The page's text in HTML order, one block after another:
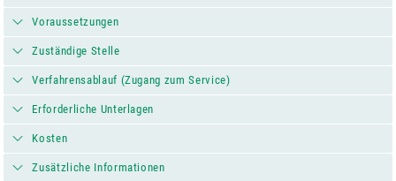
Voraussetzungen
Zuständige Stelle
Verfahrensablauf (Zugang zum Service)
Erforderliche Unterlagen
Kosten
Zusätzliche Informationen